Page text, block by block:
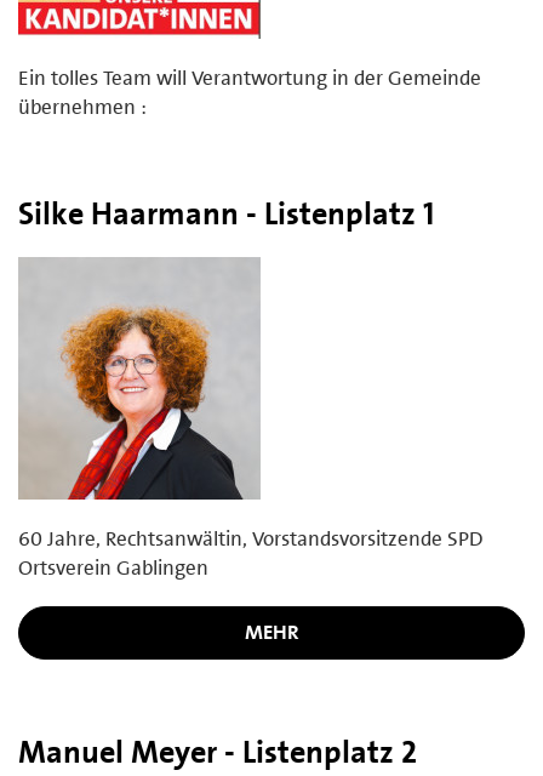
Ein tolles Team will Verantwortung in der Gemeinde
übernehmen :
Silke Haarmann - Listenplatz 1
60 Jahre, Rechtsanwältin, Vorstandsvorsitzende SPD
Ortsverein Gablingen
MEHR
Manuel Meyer - Listenplatz 2